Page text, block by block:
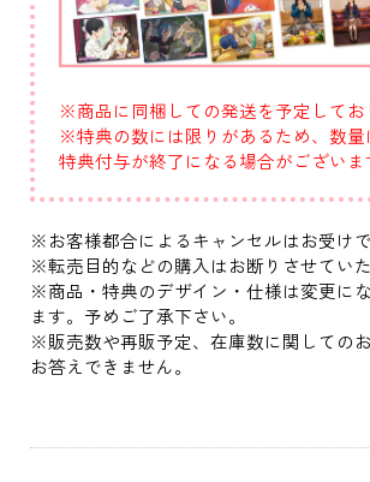
※商品に同梱しての発送を予定してお
※特典の数には限りがあるため、数量
特典付与が終了になる場合がございま
※お客様都合によるキャンセルはお受け
※転売目的などの購入はお断りさせていた
※商品・特典のデザイン・仕様は変更に
ます。予めご了承下さい。
※販売数や再販予定、在庫数に関しての
お答えできません。